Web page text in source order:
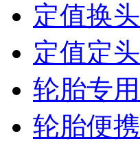
定值换头
定值定头
轮胎专用
轮胎便携